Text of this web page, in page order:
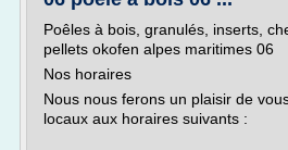
Poêles à bois, granulés, inserts,
pellets okofen alpes maritimes 06
Nos horaires
Nous nous ferons un plaisir de
locaux aux horaires suivants :